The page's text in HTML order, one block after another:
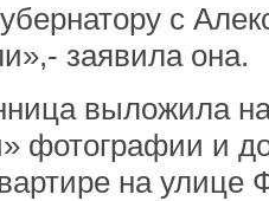
с
заявила она.
выложила
фотографии и
на улице